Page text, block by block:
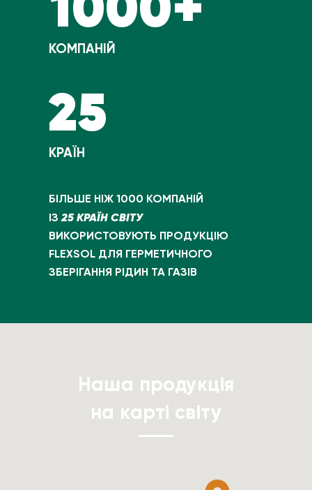
КОМПАНІЙ
25
КРАЇН
БІЛЬШЕ НІЖ 1000 КОМПАНІЙ
ІЗ25 КРАЇН СВІТУ
ВИКОРИСТОВУЮТЬ ПРОДУКЦІЮ
FLEXSOL ДЛЯ ГЕРМЕТИЧНОГО
ЗБЕРІГАННЯ РІДИН ТА ГАЗІВ
Наша продукція
на карті світу